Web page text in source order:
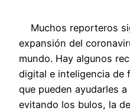
Muchos reporteros
expansión del
mundo. Hay algunos
digital e inteligencia de
que pueden ayudarles
evitando los bulos, la